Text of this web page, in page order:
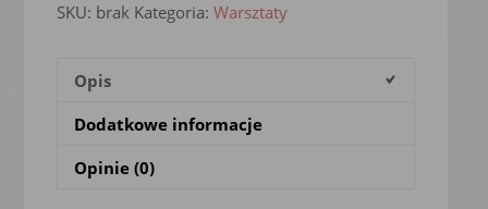
Renowacji
(dwudniowe)
SKU: brak Kategoria: Warsztaty
Opis
Dodatkowe informacje
Opinie (0)